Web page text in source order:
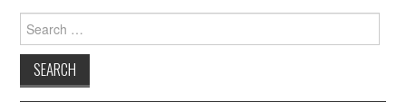
Search
for: